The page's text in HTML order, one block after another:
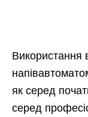
Використання
як серед
серед